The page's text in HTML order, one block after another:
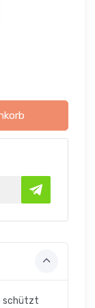
schützt